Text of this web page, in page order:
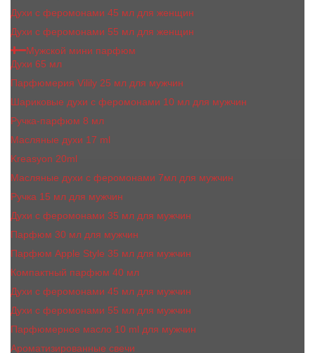
Духи с феромонами 45 мл для женщин
Духи с феромонами 55 мл для женщин
Мужской мини парфюм
Духи 65 мл
Парфюмерия Vilily 25 мл для мужчин
Шариковые духи с феромонами 10 мл для мужчин
Ручка-парфюм 8 мл
Масляные духи 17 ml
Kreasyon 20ml
Масляные духи c феромонами 7мл для мужчин
Ручка 15 мл для мужчин
Духи с феромонами 35 мл для мужчин
Парфюм 30 мл для мужчин
Парфюм Apple Style 35 мл для мужчин
Компактный парфюм 40 мл
Духи с феромонами 45 мл для мужчин
Духи с феромонами 55 мл для мужчин
Парфюмерное масло 10 ml для мужчин
Ароматизированные свечи